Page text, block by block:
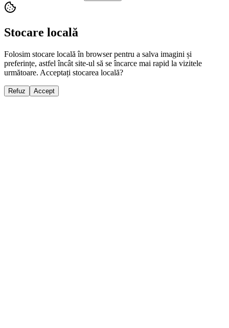
Stocare locală
Folosim stocare locală în browser pentru a salva imagini și
preferințe, astfel încât site-ul să se încarce mai rapid la vizitele
următoare. Acceptați stocarea locală?
Refuz Accept